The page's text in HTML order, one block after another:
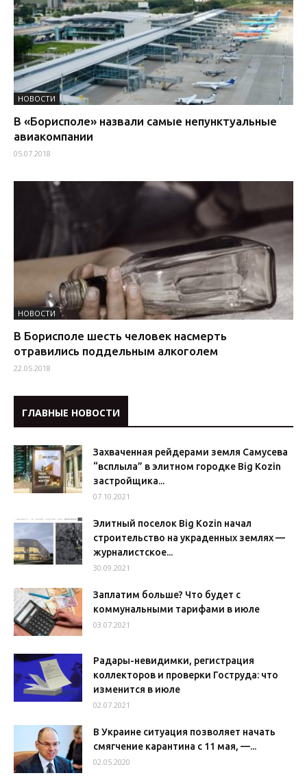
НОВОСТИ
В «Борисполе» назвали самые непунктуальные
авиакомпании
05.07.2018
НОВОСТИ
В Борисполе шесть человек насмерть
отравились поддельным алкоголем
22.05.2018
ГЛАВНЫЕ НОВОСТИ
Захваченная рейдерами земля Самусева
“всплыла” в элитном городке Big Kozin
застройщика...
07.10.2021
Элитный поселок Big Kozin начал
строительство на украденных землях —
журналистское...
30.09.2021
Заплатим больше? Что будет с
коммунальными тарифами в июле
03.07.2021
Радары-невидимки, регистрация
коллекторов и проверки Гоструда: что
изменится в июле
02.07.2021
В Украине ситуация позволяет начать
смягчение карантина с 11 мая, —...
02.05.2020